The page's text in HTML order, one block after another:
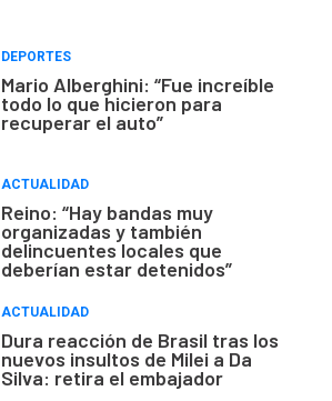
DEPORTES
Mario Alberghini: “Fue increíble
todo lo que hicieron para
recuperar el auto”
ACTUALIDAD
Reino: “Hay bandas muy
organizadas y también
delincuentes locales que
deberían estar detenidos”
ACTUALIDAD
Dura reacción de Brasil tras los
nuevos insultos de Milei a Da
Silva: retira el embajador